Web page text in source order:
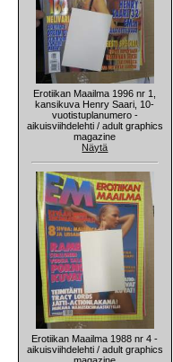
Erotiikan Maailma 1996 nr 1,
kansikuva Henry Saari, 10-
vuotistuplanumero -
aikuisviihdelehti / adult graphics
magazine
Näytä
Erotiikan Maailma 1988 nr 4 -
aikuisviihdelehti / adult graphics